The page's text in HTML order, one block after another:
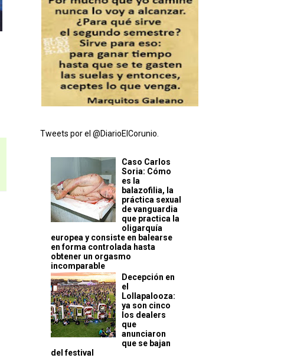
Tweets por el @DiarioElCorunio.
Caso Carlos
Soria: Cómo
es la
balazofilia, la
práctica sexual
de vanguardia
que practica la
oligarquía
europea y consiste en balearse
en forma controlada hasta
obtener un orgasmo
incomparable
Decepción en
el
Lollapalooza:
ya son cinco
los dealers
que
anunciaron
que se bajan
del festival